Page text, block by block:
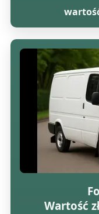
Wartość